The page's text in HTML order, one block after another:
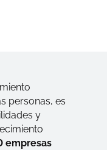
personas, es
y
empresas